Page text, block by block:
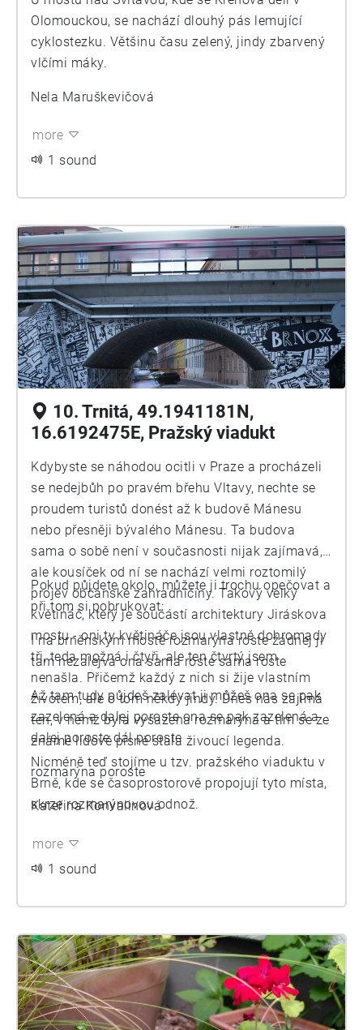
Olomouckou, se nachází dlouhý pás lemující
cyklostezku. Většinu času zelený, jindy zbarvený
vlčími máky.
Nela Maruškevičová
more
1 sound
10. Trnitá, 49.1941181N,
16.6192475E, Pražský viadukt
Kdybyste se náhodou ocitli v Praze a procházeli
se nedejbůh po pravém břehu Vltavy, nechte se
proudem turistů donést až k budově Mánesu
nebo přesněji bývalého Mánesu. Ta budova
sama o sobě není v současnosti nijak zajímavá,
ale kousíček od ní se nachází velmi roztomilý
projev občanské zahradničiny. Takový velký
květináč, který je součástí architektury Jiráskova
mostu - oni ty květináče jsou vlastně dohromady
tři, teda možná i čtyři, ale ten čtvrtý jsem
nenašla. Přičemž každý z nich si žije vlastním
životem, ale o tom někdy jindy. Dnes nás zajímá
ten, v němž byla vysazena rozmarýna a tím se ze
známé lidové písně stala živoucí legenda.
Nicméně teď stojíme u tzv. pražského viaduktu v
Brně, kde se časoprostorově propojují tyto místa,
skrze rozmarýnovou odnož.
Pokud půjdete okolo, můžete ji trochu opečovat a
při tom si pobrukovat:
I na brněnským mostě rozmarýna roste žádnej ji
tam nezalejvá ona sama roste sama roste
Až tam tudy půjdeš zalévat ji můžeš ona se pak
zazelená a dalej poroste ona se pak zazelená a
dalej poroste dál poroste
rozmarýna poroste
Kateřina Konvalinová
more
1 sound